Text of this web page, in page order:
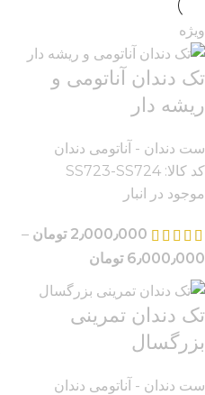
ویژه
تک دندان آناتومی و
ریشه دار
ست دندان - آناتومی دندان
کد کالا: SS723-SS724
موجود در انبار
2٫000٫000 تومان –
6٫000٫000 تومان
تک دندان تمرینی
بزرگسال
ست دندان - آناتومی دندان